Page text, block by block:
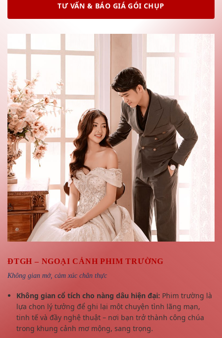
TƯ VẤN & BÁO GIÁ GÓI CHỤP
ĐTGH – NGOẠI CẢNH PHIM TRƯỜNG
Không gian mở, cảm xúc chân thực
Không gian cổ tích cho nàng dâu hiện đại: Phim trường là
lựa chọn lý tưởng để ghi lại một chuyện tình lãng mạn,
tinh tế và đầy nghệ thuật – nơi bạn trở thành công chúa
trong khung cảnh mơ mộng, sang trọng.